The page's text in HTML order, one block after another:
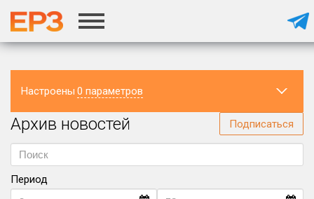
Настроены 0 параметров
Регион
Архив новостей Подписаться
Период